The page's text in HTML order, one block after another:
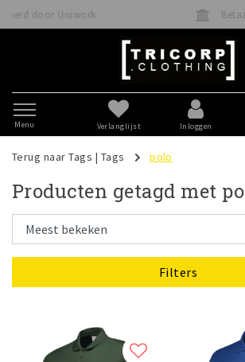
Betaal veilig direct of achteraf
Menu Verlanglijst Inloggen
Terug naar Tags | Tags polo
Producten getagd met
Filters